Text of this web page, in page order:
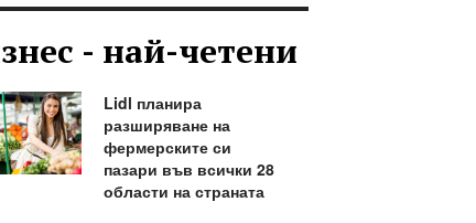
- най-четени
Lidl планира
разширяване на
фермерските си
пазари във всички 28
области на страната